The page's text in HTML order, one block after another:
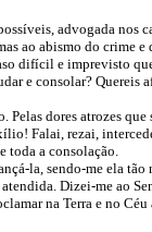
advogada nos
ao abismo do crime
difícil e imprevisto
e consolar? Quereis
dores atrozes
Falai, rezai,
toda a consolação.
la, sendo-me ela tão
Dizei-me ao
na Terra e no